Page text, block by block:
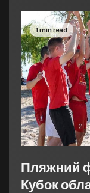
1 min read
Пляжний
Кубок